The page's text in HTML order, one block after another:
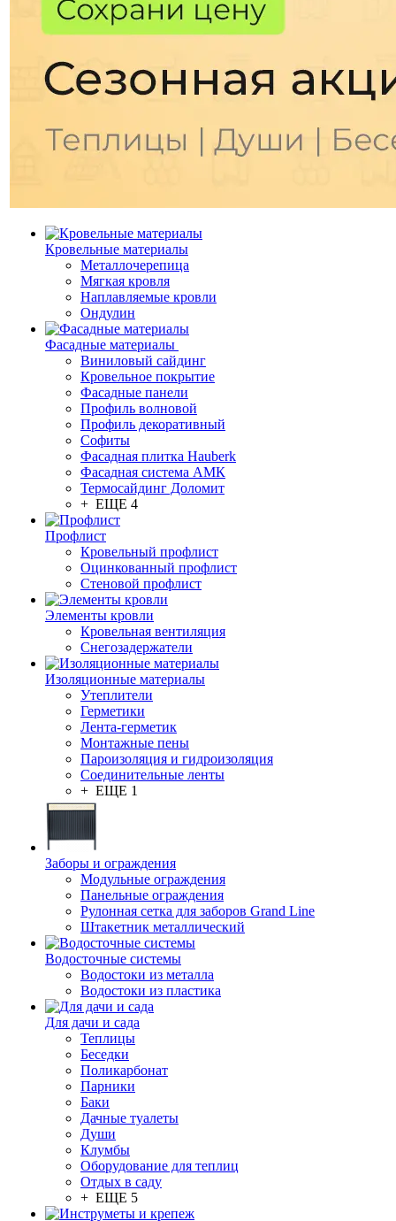
Кровельные материалы
Металлочерепица
Мягкая кровля
Наплавляемые кровли
Ондулин
Фасадные материалы
Виниловый сайдинг
Кровельное покрытие
Фасадные панели
Профиль волновой
Профиль декоративный
Софиты
Фасадная плитка Hauberk
Фасадная система АМК
Термосайдинг Доломит
+ ЕЩЕ 4
Профлист
Кровельный профлист
Оцинкованный профлист
Стеновой профлист
Элементы кровли
Кровельная вентиляция
Снегозадержатели
Изоляционные материалы
Утеплители
Герметики
Лента-герметик
Монтажные пены
Пароизоляция и гидроизоляция
Соединительные ленты
+ ЕЩЕ 1
Заборы и ограждения
Модульные ограждения
Панельные ограждения
Рулонная сетка для заборов Grand Line
Штакетник металлический
Водосточные системы
Водостоки из металла
Водостоки из пластика
Для дачи и сада
Теплицы
Беседки
Поликарбонат
Парники
Баки
Дачные туалеты
Души
Клумбы
Оборудование для теплиц
Отдых в саду
+ ЕЩЕ 5